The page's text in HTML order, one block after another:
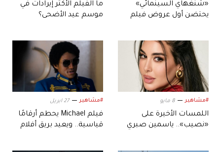
«شنغهاي السينمائي»
يحتضن أول عروض فيلم
ما الفيلم الأكثر إيرادات في
موسم عيد الأضحى؟
#مشاهير 8 مايو
اللمسات الأخيرة على
«نصيب».. ياسمين صبري
#مشاهير 27 ابريل
فيلم Michael يحطم أرقامًا
قياسية.. ويعيد بريق أفلام